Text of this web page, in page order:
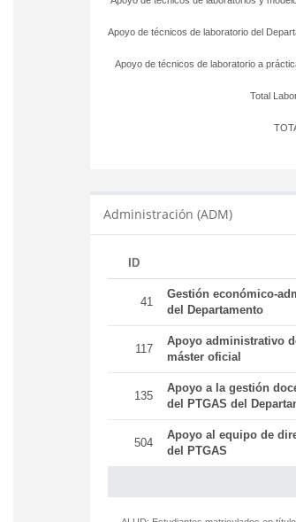
Total
Apoyo de técnicos de laboratorio a
Apoyo de técnicos de laboratorio del
Administración (ADM)
ID
41
Gestión económico-
del Departamento
117
Apoyo administrativo
máster oficial
135
Apoyo a la gestión
del PTGAS del
504
Apoyo al equipo de
del PTGAS